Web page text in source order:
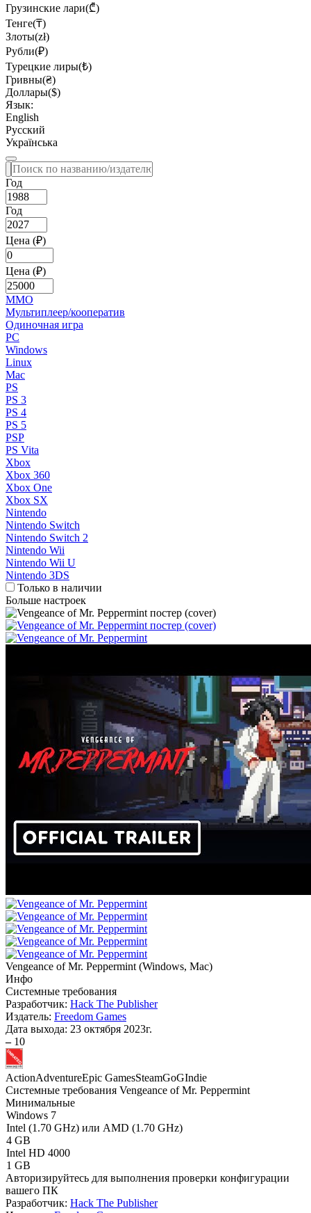
Грузинские лари(₾)
Тенге(₸)
Злоты(zł)
Рубли(₽)
Турецкие лиры(₺)
Гривны(₴)
Доллары($)
Язык:
English
Русский
Українська
Год
Год
Цена (₽)
Цена (₽)
MMO
Мультиплеер/кооператив
Одиночная игра
PC
Windows
Linux
Mac
PS
PS 3
PS 4
PS 5
PSP
PS Vita
Xbox
Xbox 360
Xbox One
Xbox SX
Nintendo
Nintendo Switch
Nintendo Switch 2
Nintendo Wii
Nintendo Wii U
Nintendo 3DS
Только в наличии
Больше настроек
Vengeance of Mr. Peppermint (Windows, Mac)
Инфо
Системные требования
Разработчик: Hack The Publisher
Издатель: Freedom Games
Дата выхода: 23 октября 2023г.
– 10
ActionAdventureEpic GamesSteamGoGIndie
Системные требования Vengeance of Mr. Peppermint
Минимальные
Windows 7
Intel (1.70 GHz) или AMD (1.70 GHz)
4 GB
Intel HD 4000
1 GB
Авторизируйтесь для выполнения проверки конфигурации
вашего ПК
Разработчик: Hack The Publisher